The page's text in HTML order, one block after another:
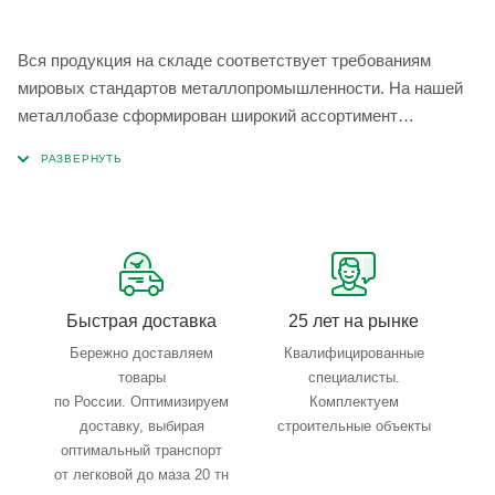
Вся продукция на складе соответствует требованиям
мировых стандартов металлопромышленности. На нашей
металлобазе сформирован широкий ассортимент
Быстрая доставка
Бережно доставляем
товары
по России. Оптимизируем
доставку, выбирая
оптимальный транспорт
от легковой до маза 20 тн
25 лет на рынке
Квалифицированные
специалисты.
Комплектуем
строительные объекты